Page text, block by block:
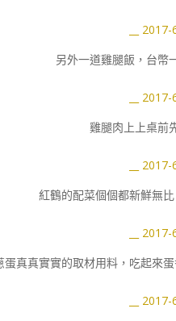
另外一道雞腿飯，台幣
雞腿肉上上桌前
紅鶴的配菜個個都新鮮無
蛋真真實實的取材用料，吃起來